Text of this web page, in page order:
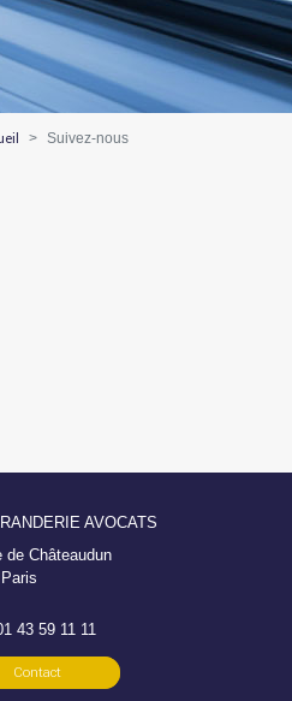
Suivez-nous
AVOCATS
de Châteaudun
43 59 11 11
Contact